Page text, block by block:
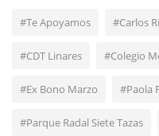
#Te Apoyamos #Carlos
#CDT Linares #Colegio
#Ex Bono Marzo #Paola
#Parque Radal Siete Tazas